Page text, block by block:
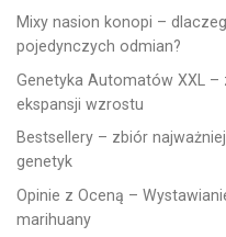
Mixy nasion konopi –
pojedynczych odmian?
Genetyka Automatów XXL
ekspansji wzrostu
Bestsellery – zbiór
genetyk
Opinie z Oceną –
marihuany